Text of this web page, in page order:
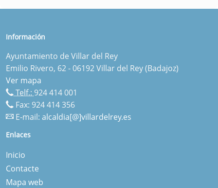
Información
Ayuntamiento de Villar del Rey
Emilio Rivero, 62 - 06192 Villar del Rey (Badajoz)
Ver mapa
Telf.: 924 414 001
Fax: 924 414 356
E-mail: alcaldia[@]villardelrey.es
Enlaces
Inicio
Contacte
Mapa web